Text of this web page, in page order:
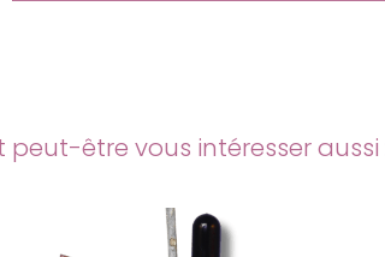
être vous intéresser aussi